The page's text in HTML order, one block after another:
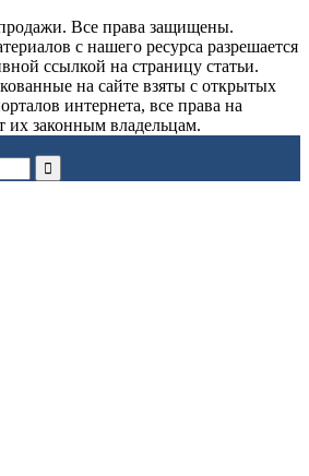
Все права защищены.
с нашего ресурса разрешается
ссылкой на страницу статьи.
на сайте взяты с открытых
интернета, все права на
их законным владельцам.